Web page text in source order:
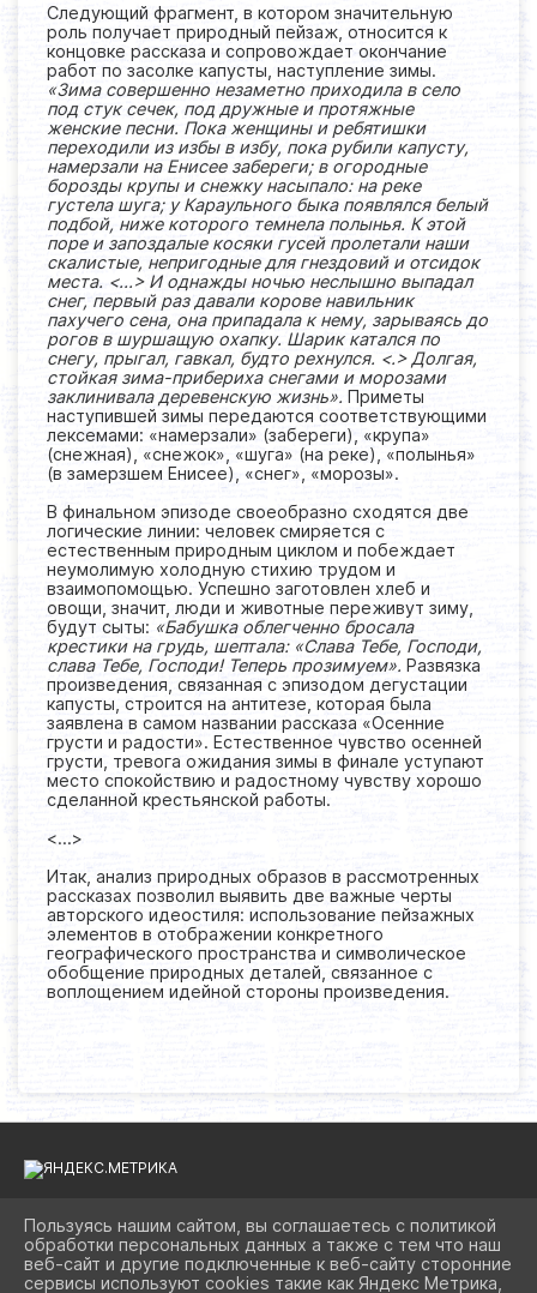
Следующий фрагмент, в котором значительную
роль получает природный пейзаж, относится к
концовке рассказа и сопровождает окончание
работ по засолке капусты, наступление зимы.
«Зима совершенно незаметно приходила в село
под стук сечек, под дружные и протяжные
женские песни. Пока женщины и ребятишки
переходили из избы в избу, пока рубили капусту,
намерзали на Енисее забереги; в огородные
борозды крупы и снежку насыпало: на реке
густела шуга; у Караульного быка появлялся белый
подбой, ниже которого темнела полынья. К этой
поре и запоздалые косяки гусей пролетали наши
скалистые, непригодные для гнездовий и отсидок
места. <...> И однажды ночью неслышно выпадал
снег, первый раз давали корове навильник
пахучего сена, она припадала к нему, зарываясь до
рогов в шуршащую охапку. Шарик катался по
снегу, прыгал, гавкал, будто рехнулся. <.> Долгая,
стойкая зима-прибериха снегами и морозами
заклинивала деревенскую жизнь». Приметы
наступившей зимы передаются соответствующими
лексемами: «намерзали» (забереги), «крупа»
(снежная), «снежок», «шуга» (на реке), «полынья»
(в замерзшем Енисее), «снег», «морозы».
В финальном эпизоде своеобразно сходятся две
логические линии: человек смиряется с
естественным природным циклом и побеждает
неумолимую холодную стихию трудом и
взаимопомощью. Успешно заготовлен хлеб и
овощи, значит, люди и животные переживут зиму,
будут сыты: «Бабушка облегченно бросала
крестики на грудь, шептала: «Слава Тебе, Господи,
слава Тебе, Господи! Теперь прозимуем». Развязка
произведения, связанная с эпизодом дегустации
капусты, строится на антитезе, которая была
заявлена в самом названии рассказа «Осенние
грусти и радости». Естественное чувство осенней
грусти, тревога ожидания зимы в финале уступают
место спокойствию и радостному чувству хорошо
сделанной крестьянской работы.
<...>
Итак, анализ природных образов в рассмотренных
рассказах позволил выявить две важные черты
авторского идеостиля: использование пейзажных
элементов в отображении конкретного
географического пространства и символическое
обобщение природных деталей, связанное с
воплощением идейной стороны произведения.
2026 Г. BIBLIOAST.RU
ВХОД
КАРТА САЙТА
Пользуясь нашим сайтом, вы соглашаетесь с политикой
обработки персональных данных а также с тем что наш
веб-сайт и другие подключенные к веб-сайту сторонние
сервисы используют cookies такие как Яндекс Метрика,